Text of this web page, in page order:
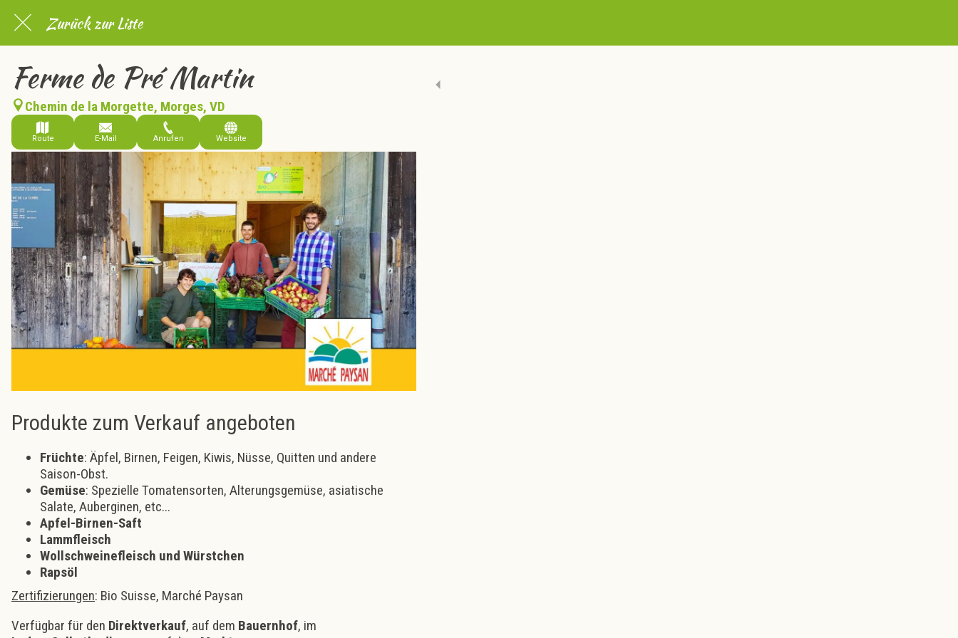
Zurück zur Liste
Ferme de Pré Martin
Chemin de la Morgette, Morges, VD
Route E-Mail Anrufen Website
Produkte zum Verkauf angeboten
Früchte: Äpfel, Birnen, Feigen, Kiwis, Nüsse, Quitten und andere
Saison-Obst.
Gemüse: Spezielle Tomatensorten, Alterungsgemüse, asiatische
Salate, Auberginen, etc...
Apfel-Birnen-Saft
Lammfleisch
Wollschweinefleisch und Würstchen​
Rapsöl
Zertifizierungen: Bio Suisse, Marché Paysan
Verfügbar für den Direktverkauf, auf dem Bauernhof, im